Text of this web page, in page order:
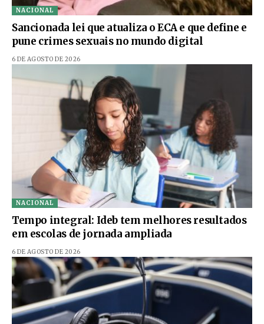
NACIONAL
Sancionada lei que atualiza o ECA e que define e
pune crimes sexuais no mundo digital
6 DE AGOSTO DE 2026
NACIONAL
Tempo integral: Ideb tem melhores resultados
em escolas de jornada ampliada
6 DE AGOSTO DE 2026